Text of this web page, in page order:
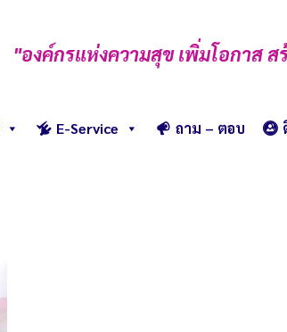
"องค์กรแห่งความสุข เพิ่มโอกาส
E-Service ถาม – ตอบ